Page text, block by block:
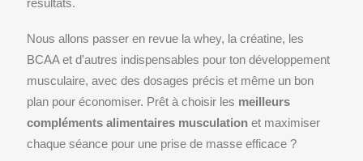
Nous allons passer en revue la whey, la créatine, les
BCAA et d'autres indispensables pour ton développement
musculaire, avec des dosages précis et même un bon
plan pour économiser. Prêt à choisir les meilleurs
compléments alimentaires musculation et maximiser
chaque séance pour une prise de masse efficace ?